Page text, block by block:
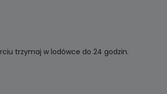
trzymaj w lodówce do 24 godzin.